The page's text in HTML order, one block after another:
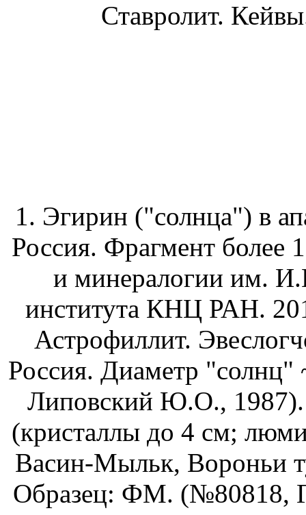
Ставролит.
1. Эгирин ("солнца") в
Россия. Фрагмент более
и минералогии им.
института КНЦ РАН.
Астрофиллит.
Россия. Диаметр
Липовский Ю.О.,
(кристаллы до 4 см;
Васин-Мыльк, Вороньи
Образец: ФМ. (№80818,